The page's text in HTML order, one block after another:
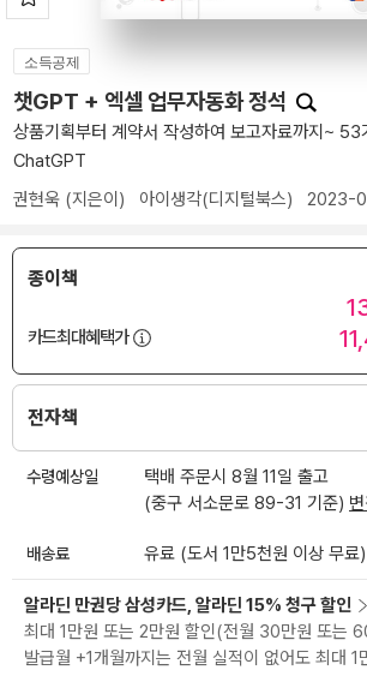
소득공제
챗GPT + 엑셀 업무자동화 정석
상품기획부터 계약서 작성하여 보고자료까지~ 53
ChatGPT
권현욱 (지은이) 아이생각(디지털북스) 2023-
종이책
카드최대혜택가
전자책
수령예상일
택배 주문시 8월 11일 출고
(중구 서소문로 89-31 기준)
배송료 유료 (도서 1만5천원 이상 무료)
알라딘 만권당 삼성카드, 알라딘 15% 청구 할인
최대 1만원 또는 2만원 할인(전월 30만원 또는
발급월 +1개월까지는 전월 실적이 없어도 최대 1